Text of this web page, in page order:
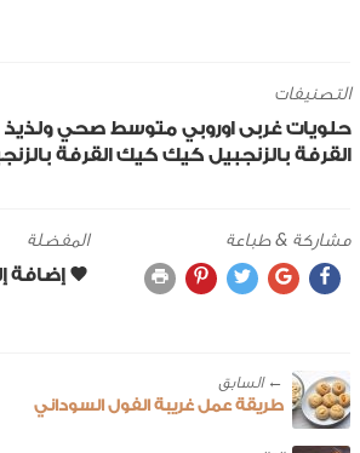
التصنيفات
حلويات غربى اوروبي متوسط صحي ولذيذ
القرفة بالزنجبيل كيك كيك القرفة
مشاركة & طباعة المفضلة
← ‎السابق
طريقة عمل غريبة الفول السوداني